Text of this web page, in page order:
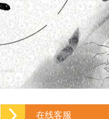
策划_企业营销策划方案
在线客服